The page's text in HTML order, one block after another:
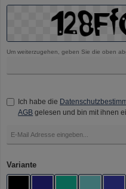
Um weiterzugehen, geben Sie die oben
Ich habe die
AGB gelesen und bin mit ihnen
Varianteauswählen